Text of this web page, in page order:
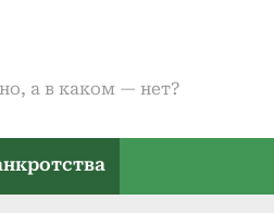
а в каком — нет?